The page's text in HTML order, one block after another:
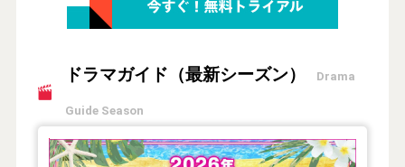
ドラマガイド（最新シーズン） Drama
Guide Season
【2026年夏】TVドラマガイド